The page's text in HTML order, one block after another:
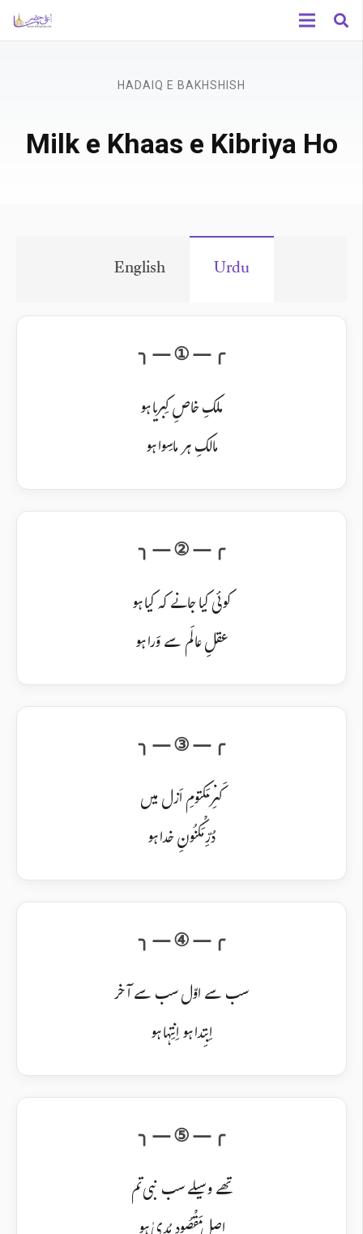
HADAIQ E BAKHSHISH
Milk e Khaas e Kibriya Ho
English Urdu
ملکِ خاصِ کِبریا ہو
مالکِ ہر ماسِوا ہو
کوئی کیا جانے کہ کیا ہو
عقلِ عالَم سے وَرا ہو
کَنزِ مَکتومِ اَزل میں
دُرِّ مَکْنُونِ خدا ہو
سب سے اوّل سب سے آخر
اِبتِدا ہو اِنتِہا ہو
تھے وسیلے سب نبی تم